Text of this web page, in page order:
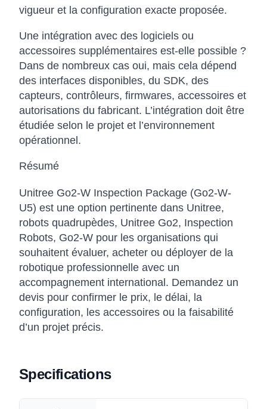
vigueur et la configuration exacte proposée.
Une intégration avec des logiciels ou
accessoires supplémentaires est-elle possible ?
Dans de nombreux cas oui, mais cela dépend
des interfaces disponibles, du SDK, des
capteurs, contrôleurs, firmwares, accessoires et
autorisations du fabricant. L’intégration doit être
étudiée selon le projet et l’environnement
opérationnel.
Résumé
Unitree Go2-W Inspection Package (Go2-W-
U5) est une option pertinente dans Unitree,
robots quadrupèdes, Unitree Go2, Inspection
Robots, Go2-W pour les organisations qui
souhaitent évaluer, acheter ou déployer de la
robotique professionnelle avec un
accompagnement international. Demandez un
devis pour confirmer le prix, le délai, la
configuration, les accessoires ou la faisabilité
d’un projet précis.
Specifications